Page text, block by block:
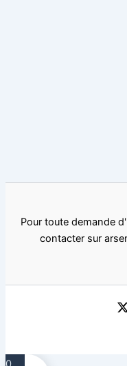
Pour toute demande
contacter sur